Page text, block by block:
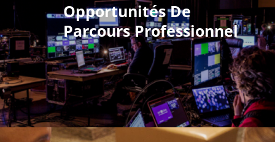
Opportunités De
Parcours Professionnel